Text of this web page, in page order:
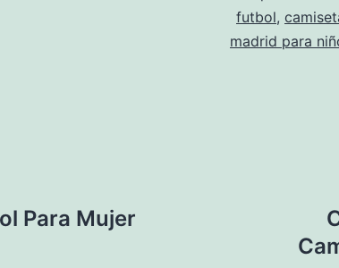
futbol,
madrid para
Para Mujer